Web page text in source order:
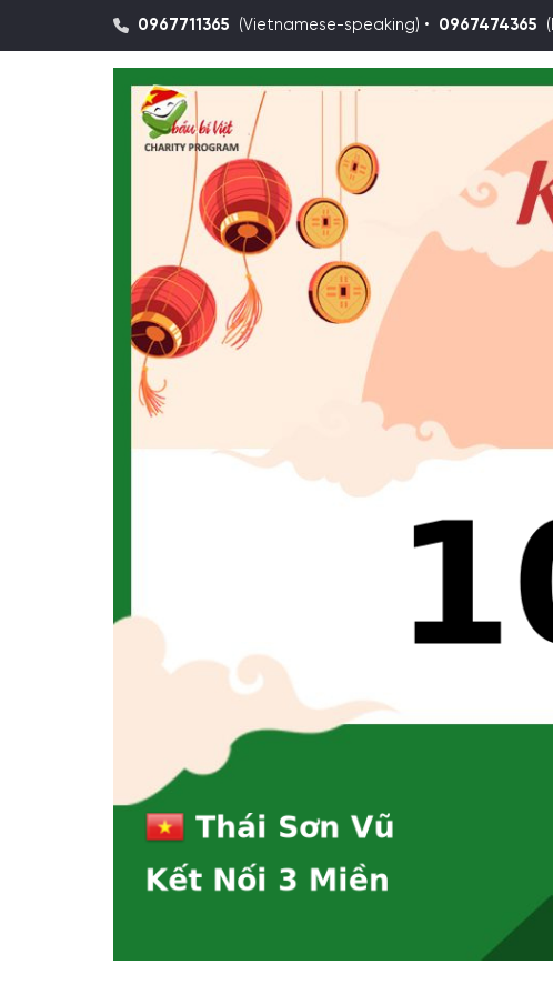
0967711365 (Vietnamese-speaking) • 0967474365